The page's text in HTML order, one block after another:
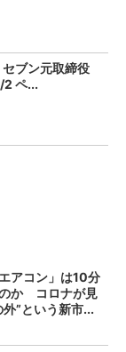
ブン元取締役
2 ペ...
アコン」は10分
か コロナが見
”という新市...